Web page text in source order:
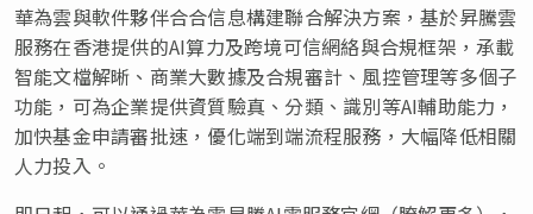
華為雲與軟件夥伴合合信息構建聯合解決方案，基於昇騰雲
服務在香港提供的AI算力及跨境可信網絡與合規框架，承載
智能文檔解晰、商業大數據及合規審計、風控管理等多個子
功能，可為企業提供資質驗真、分類、識別等AI輔助能力，
加快基金申請審批速，優化端到端流程服務，大幅降低相關
人力投入。